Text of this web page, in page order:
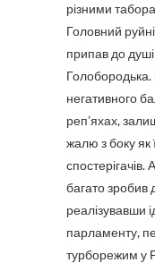
різними
Головний
припав до
Голобородька.
негативного
реп’яхах,
жалю з боку як
спостерігачів.
багато зробив
реалізувавши
парламенту,
турборежим у